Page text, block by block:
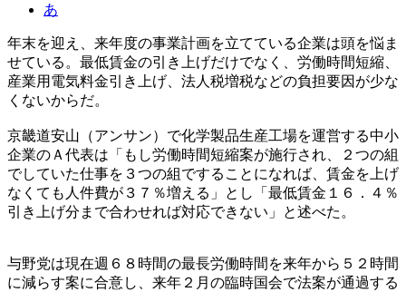
あ
年末を迎え、来年度の事業計画を立てている企業は頭を悩ま
せている。最低賃金の引き上げだけでなく、労働時間短縮、
産業用電気料金引き上げ、法人税増税などの負担要因が少な
くないからだ。
京畿道安山（アンサン）で化学製品生産工場を運営する中小
企業のＡ代表は「もし労働時間短縮案が施行され、２つの組
でしていた仕事を３つの組ですることになれば、賃金を上げ
なくても人件費が３７％増える」とし「最低賃金１６．４％
引き上げ分まで合わせれば対応できない」と述べた。
与野党は現在週６８時間の最長労働時間を来年から５２時間
に減らす案に合意し、来年２月の臨時国会で法案が通過する